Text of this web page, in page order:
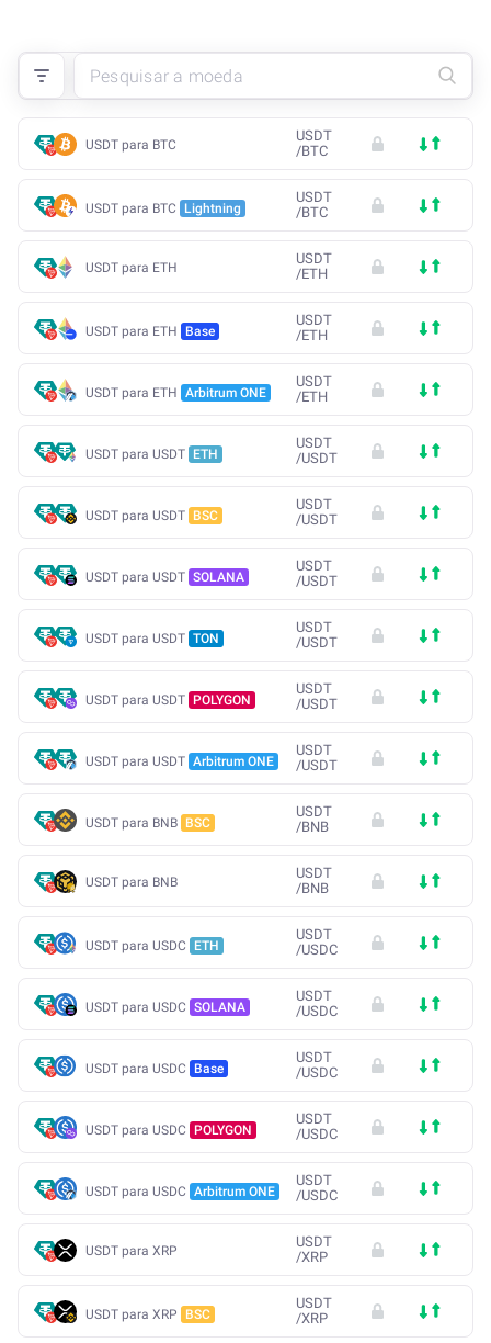
USDT para BTC
USDT
/BTC
USDT para BTC Lightning
USDT
/BTC
USDT para ETH
USDT
/ETH
USDT para ETH Base
USDT
/ETH
USDT para ETH Arbitrum ONE
USDT
/ETH
USDT para USDT ETH
USDT
/USDT
USDT para USDT BSC
USDT
/USDT
USDT para USDT SOLANA
USDT
/USDT
USDT para USDT TON
USDT
/USDT
USDT para USDT POLYGON
USDT
/USDT
USDT para USDT Arbitrum ONE
USDT
/USDT
USDT para BNB BSC
USDT
/BNB
USDT para BNB
USDT
/BNB
USDT para USDC ETH
USDT
/USDC
USDT para USDC SOLANA
USDT
/USDC
USDT para USDC Base
USDT
/USDC
USDT para USDC POLYGON
USDT
/USDC
USDT para USDC Arbitrum ONE
USDT
/USDC
USDT para XRP
USDT
/XRP
USDT para XRP BSC
USDT
/XRP